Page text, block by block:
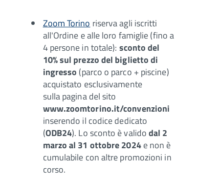
Zoom Torino riserva agli iscritti
all'Ordine e alle loro famiglie (fino a
4 persone in totale): sconto del
10% sul prezzo del biglietto di
ingresso (parco o parco + piscine)
acquistato esclusivamente
sulla pagina del sito
www.zoomtorino.it/convenzioni
inserendo il codice dedicato
(ODB24). Lo sconto è validodal 2
marzo al 31 ottobre 2024e non è
cumulabile con altre promozioni in
corso.